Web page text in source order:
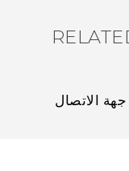
الاتصال